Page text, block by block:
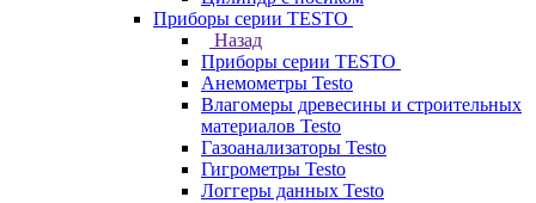
Приборы серии TESTO
Назад
Приборы серии TESTO
Анемометры Testo
Влагомеры древесины и строительных
материалов Testo
Газоанализаторы Testo
Гигрометры Testo
Логгеры данных Testo